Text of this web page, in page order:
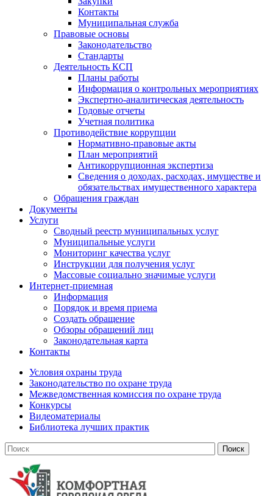
Контакты
Муниципальная служба
Правовые основы
Законодательство
Стандарты
Деятельность КСП
Планы работы
Информация о контрольных мероприятиях
Экспертно-аналитическая деятельность
Годовые отчеты
Учетная политика
Противодействие коррупции
Нормативно-правовые акты
План мероприятий
Антикоррупционная экспертиза
Сведения о доходах, расходах, имуществе и
обязательствах имущественного характера
Обращения граждан
Документы
Услуги
Сводный реестр муниципальных услуг
Муниципальные услуги
Мониторинг качества услуг
Инструкции для получения услуг
Массовые социально значимые услуги
Интернет-приемная
Информация
Порядок и время приема
Создать обращение
Обзоры обращений лиц
Законодательная карта
Контакты
Условия охраны труда
Законодательство по охране труда
Межведомственная комиссия по охране труда
Конкурсы
Видеоматериалы
Библиотека лучших практик